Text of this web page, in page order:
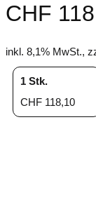
CHF
inkl. 8,1% MwSt.,
1 Stk.
CHF 118,10